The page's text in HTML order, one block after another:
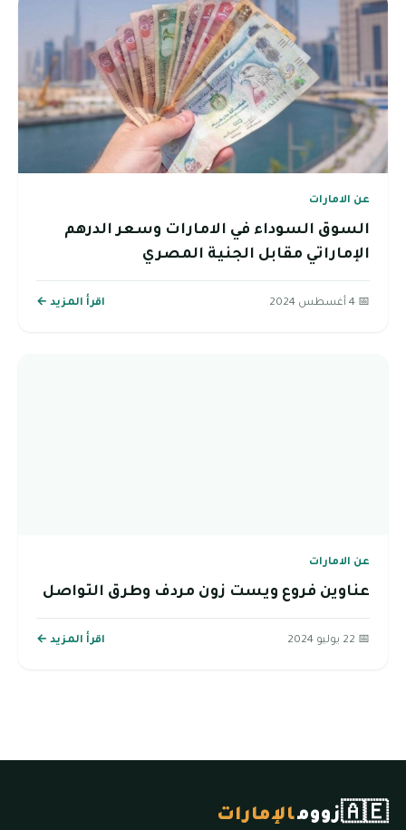
عن الامارات
السوق السوداء في الامارات وسعر الدرهم
الإماراتي مقابل الجنية المصري
📅 4 أغسطس 2024 اقرأ المزيد ←
عن الامارات
عناوين فروع ويست زون مردف وطرق التواصل
📅 22 يوليو 2024 اقرأ المزيد ←
🇦🇪زوومالإمارات